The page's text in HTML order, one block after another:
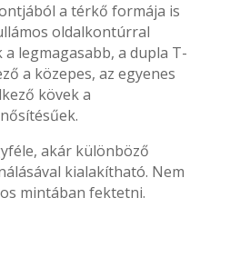
a térkő formája is
oldalkontúrral
legmagasabb, a dupla T-
a közepes, az egyenes
kövek a
akár különböző
kialakítható. Nem
mintában fektetni.